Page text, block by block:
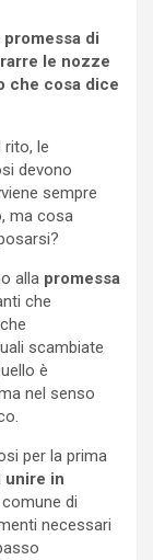
di
le nozze
che cosa dice
rito, le
devono
sempre
ma cosa
alla promessa
che
scambiate
è
nel senso
per la prima
unire in
di
necessari